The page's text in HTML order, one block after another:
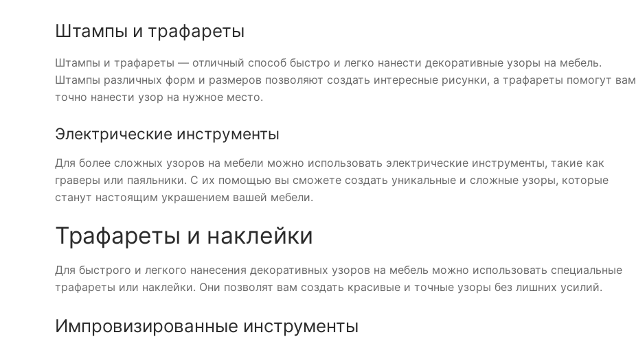
Штампы и трафареты
Штампы и трафареты — отличный способ быстро и легко нанести декоративные узоры на мебель.
Штампы различных форм и размеров позволяют создать интересные рисунки, а трафареты помогут вам
точно нанести узор на нужное место.
Электрические инструменты
Для более сложных узоров на мебели можно использовать электрические инструменты, такие как
граверы или паяльники. С их помощью вы сможете создать уникальные и сложные узоры, которые
станут настоящим украшением вашей мебели.
Трафареты и наклейки
Для быстрого и легкого нанесения декоративных узоров на мебель можно использовать специальные
трафареты или наклейки. Они позволят вам создать красивые и точные узоры без лишних усилий.
Импровизированные инструменты